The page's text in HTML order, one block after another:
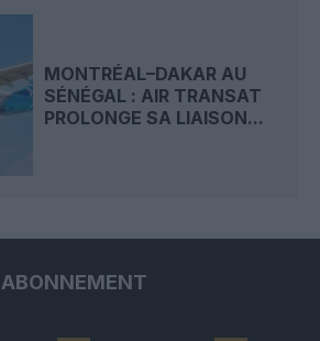
MONTRÉAL–DAKAR AU
SÉNÉGAL : AIR TRANSAT
PROLONGE SA LIAISON...
ABONNEMENT